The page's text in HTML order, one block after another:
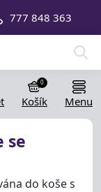
777 848 363
Košík
0
Menu
se
do koše s